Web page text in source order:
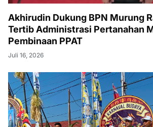
Akhirudin Dukung BPN Murung
Tertib Administrasi Pertanahan
Pembinaan PPAT
Juli 16, 2026